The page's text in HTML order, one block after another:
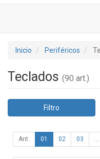
Inicio Periféricos
Teclados (90 art.)
Filtro
Ant. 01 02 03 ...